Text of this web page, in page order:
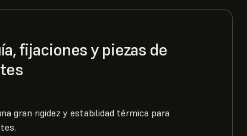
fijaciones y piezas de
gran rigidez y estabilidad térmica para